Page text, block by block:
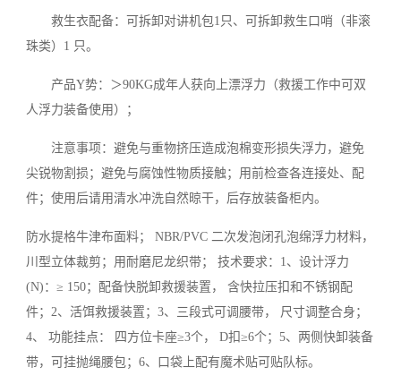
救生衣配备：可拆卸对讲机包1只、可拆卸救生口哨（非滚
珠类）1 只。
产品Y势：＞90KG成年人获向上漂浮力（救援工作中可双
人浮力装备使用）；
注意事项：避免与重物挤压造成泡棉变形损失浮力，避免
尖锐物割损；避免与腐蚀性物质接触；用前检查各连接处、配
件；使用后请用清水冲洗自然晾干，后存放装备柜内。
防水提格牛津布面料； NBR/PVC 二次发泡闭孔泡绵浮力材料，
川型立体裁剪；用耐磨尼龙织带； 技术要求：1、设计浮力
(N)：≥ 150；配备快脱卸救援装置， 含快拉压扣和不锈钢配
件；2、活饵救援装置；3、三段式可调腰带， 尺寸调整合身；
4、 功能挂点： 四方位卡座≥3个， D扣≥6个；5、两侧快卸装备
带，可挂抛绳腰包；6、口袋上配有魔术贴可贴队标。